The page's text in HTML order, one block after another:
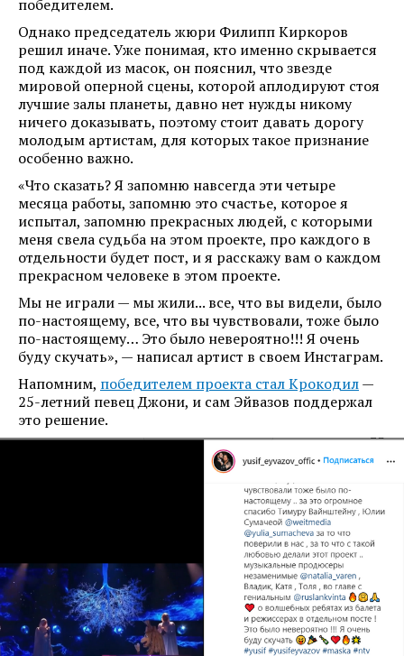
победителем.
Однако председатель жюри Филипп Киркоров
решил иначе. Уже понимая, кто именно скрывается
под каждой из масок, он пояснил, что звезде
мировой оперной сцены, которой аплодируют стоя
лучшие залы планеты, давно нет нужды никому
ничего доказывать, поэтому стоит давать дорогу
молодым артистам, для которых такое признание
особенно важно.
«Что сказать? Я запомню навсегда эти четыре
месяца работы, запомню это счастье, которое я
испытал, запомню прекрасных людей, с которыми
меня свела судьба на этом проекте, про каждого в
отдельности будет пост, и я расскажу вам о каждом
прекрасном человеке в этом проекте.
Мы не играли — мы жили... все, что вы видели, было
по-настоящему, все, что вы чувствовали, тоже было
по-настоящему… Это было невероятно!!! Я очень
буду скучать», — написал артист в своем Инстаграм.
Напомним, победителем проекта стал Крокодил—
25-летний певец Джони, и сам Эйвазов поддержал
это решение.